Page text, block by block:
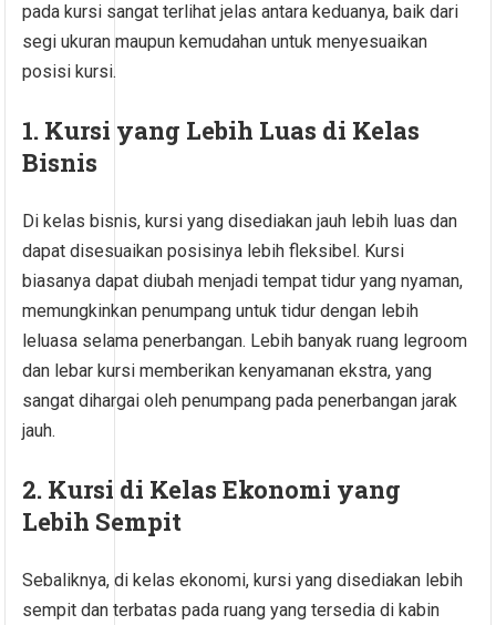
pada kursi sangat terlihat jelas antara keduanya, baik dari
segi ukuran maupun kemudahan untuk menyesuaikan
posisi kursi.
1. Kursi yang Lebih Luas di Kelas
Bisnis
Di kelas bisnis, kursi yang disediakan jauh lebih luas dan
dapat disesuaikan posisinya lebih fleksibel. Kursi
biasanya dapat diubah menjadi tempat tidur yang nyaman,
memungkinkan penumpang untuk tidur dengan lebih
leluasa selama penerbangan. Lebih banyak ruang legroom
dan lebar kursi memberikan kenyamanan ekstra, yang
sangat dihargai oleh penumpang pada penerbangan jarak
jauh.
2. Kursi di Kelas Ekonomi yang
Lebih Sempit
Sebaliknya, di kelas ekonomi, kursi yang disediakan lebih
sempit dan terbatas pada ruang yang tersedia di kabin